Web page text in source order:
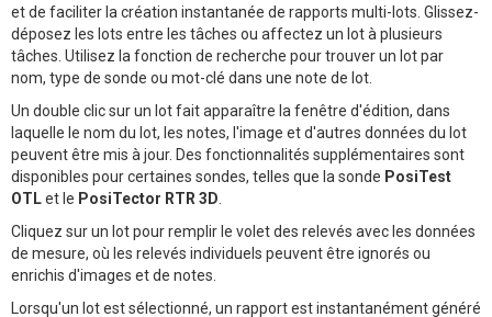
et de faciliter la création instantanée de rapports multi-lots. Glissez-
déposez les lots entre les tâches ou affectez un lot à plusieurs
tâches. Utilisez la fonction de recherche pour trouver un lot par
nom, type de sonde ou mot-clé dans une note de lot.
Un double clic sur un lot fait apparaître la fenêtre d'édition, dans
laquelle le nom du lot, les notes, l'image et d'autres données du lot
peuvent être mis à jour. Des fonctionnalités supplémentaires sont
disponibles pour certaines sondes, telles que la sonde PosiTest
OTLet le PosiTector RTR 3D
Cliquez sur un lot pour remplir le volet des relevés avec les données
de mesure, où les relevés individuels peuvent être ignorés ou
enrichis d'images et de notes.
Lorsqu'un lot est sélectionné, un rapport est instantanément généré